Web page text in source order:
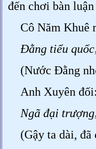
đến chơi bàn
Cô Năm Khuê
Đằng tiểu
(Nước Đằng
Anh Xuyên
Ngã đại
(Gậy ta dài, đã